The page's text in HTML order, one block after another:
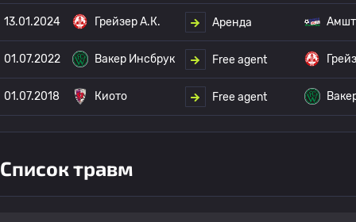
13.01.2024 Грейзер А.К. Аренда
01.07.2022 Вакер Инсбрук Free agent
01.07.2018 Киото Free agent
Список травм